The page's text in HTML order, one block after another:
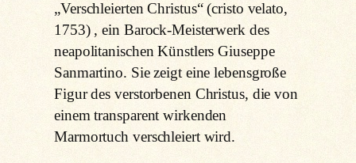
„Verschleierten Christus“ (cristo velato,
1753) , ein Barock-Meisterwerk des
neapolitanischen Künstlers Giuseppe
Sanmartino. Sie zeigt eine lebensgroße
Figur des verstorbenen Christus, die von
einem transparent wirkenden
Marmortuch verschleiert wird.